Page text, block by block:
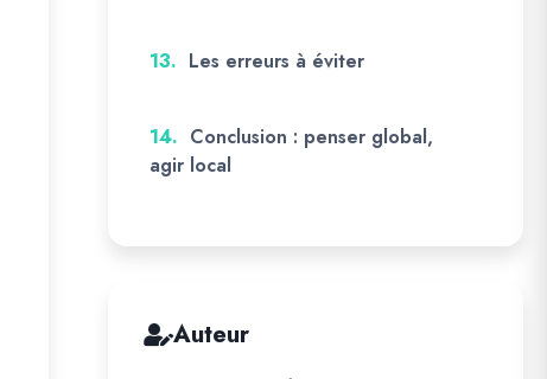
13. Les erreurs à éviter
14. Conclusion : penser global,
agir local
Auteur